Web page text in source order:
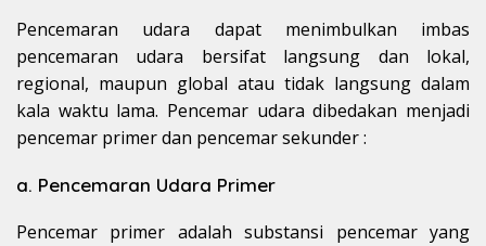
Pencemaran udara dapat menimbulkan imbas
pencemaran udara bersifat langsung dan lokal,
regional, maupun global atau tidak langsung dalam
kala waktu lama. Pencemar udara dibedakan menjadi
pencemar primer dan pencemar sekunder :
a. Pencemaran Udara Primer
Pencemar primer adalah substansi pencemar yang